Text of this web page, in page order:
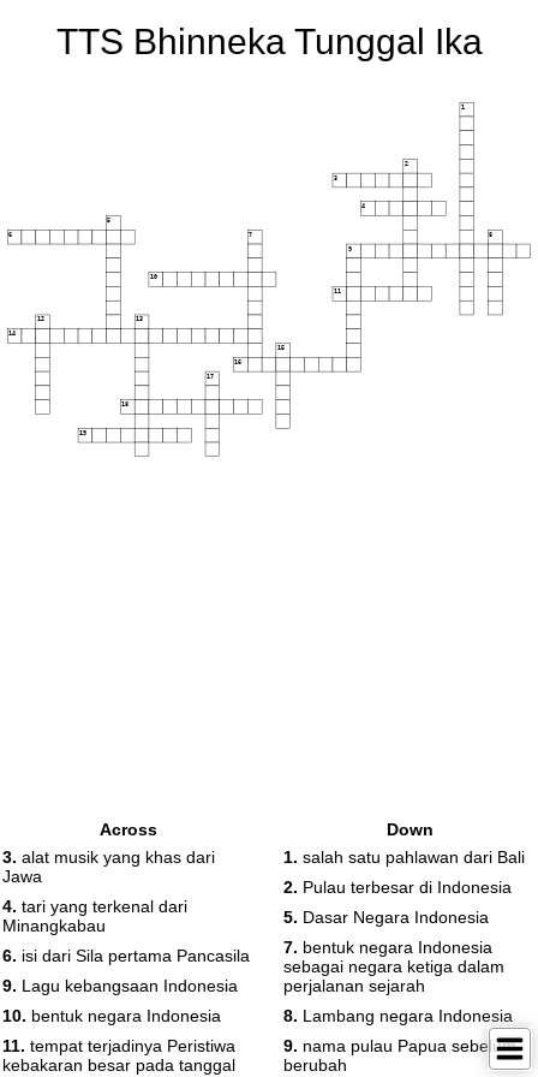
TTS Bhinneka Tunggal Ika
1
2
3
4
5
6 7 8
9
10
11
12 13
14
15
16
17
18
19
Across
3. alat musik yang khas dari
Jawa
4. tari yang terkenal dari
Minangkabau
6. isi dari Sila pertama Pancasila
9. Lagu kebangsaan Indonesia
10. bentuk negara Indonesia
11. tempat terjadinya Peristiwa
kebakaran besar pada tanggal
Down
1. salah satu pahlawan dari Bali
2. Pulau terbesar di Indonesia
5. Dasar Negara Indonesia
7. bentuk negara Indonesia
sebagai negara ketiga dalam
perjalanan sejarah
8. Lambang negara Indonesia
9. nama pulau Papua sebelum
berubah